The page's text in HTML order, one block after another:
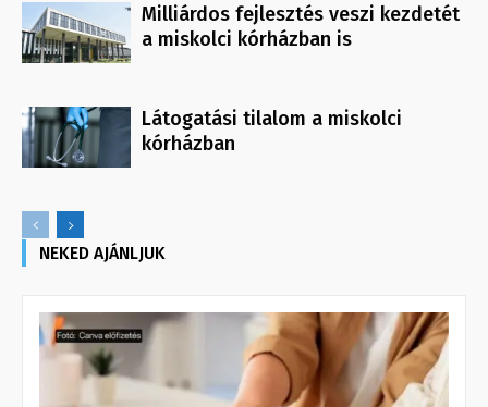
Milliárdos fejlesztés veszi kezdetét
a miskolci kórházban is
Látogatási tilalom a miskolci
kórházban
NEKED AJÁNLJUK